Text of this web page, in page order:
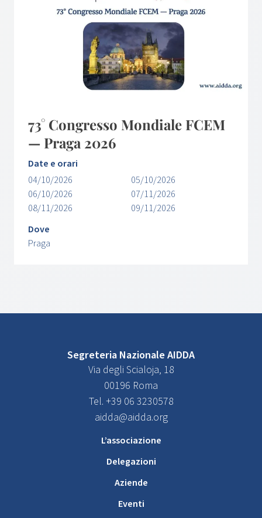
73° Congresso Mondiale FCEM
— Praga 2026
Date e orari
04/10/2026
05/10/2026
06/10/2026
07/11/2026
08/11/2026
09/11/2026
Dove
Praga
Segreteria Nazionale AIDDA
Via degli Scialoja, 18
00196 Roma
Tel. +39 06 3230578
aidda@aidda.org
L’associazione
Delegazioni
Aziende
Eventi